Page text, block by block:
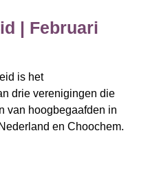
| Februari
is het
drie verenigingen die
van hoogbegaafden in
en Choochem.